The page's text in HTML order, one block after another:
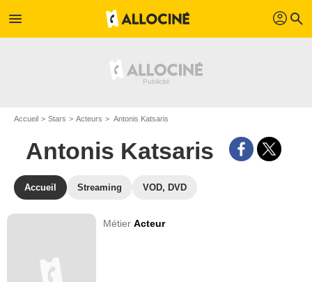
menu profil search
Accueil Stars Acteurs Antonis Katsaris
Antonis Katsaris
Accueil Streaming VOD, DVD
MétierActeur